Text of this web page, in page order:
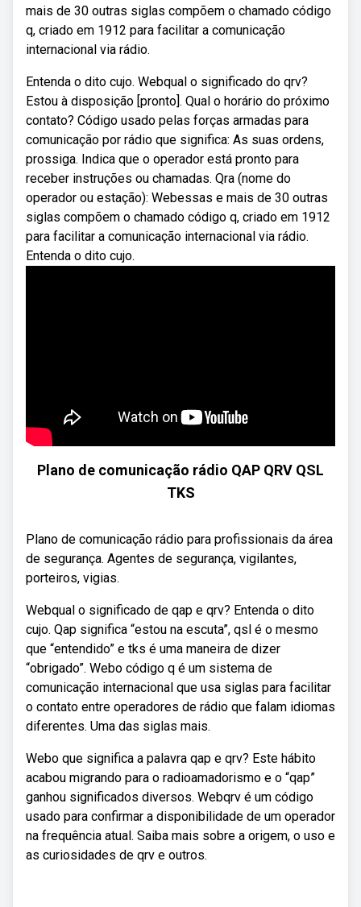
mais de 30 outras siglas compõem o chamado código
q, criado em 1912 para facilitar a comunicação
internacional via rádio.
Entenda o dito cujo. Webqual o significado do qrv?
Estou à disposição [pronto]. Qual o horário do próximo
contato? Código usado pelas forças armadas para
comunicação por rádio que significa: As suas ordens,
prossiga. Indica que o operador está pronto para
receber instruções ou chamadas. Qra (nome do
operador ou estação): Webessas e mais de 30 outras
siglas compõem o chamado código q, criado em 1912
para facilitar a comunicação internacional via rádio.
Entenda o dito cujo.
Plano de comunicação rádio QAP QRV QSL
TKS
Plano de comunicação rádio para profissionais da área
de segurança. Agentes de segurança, vigilantes,
porteiros, vigias.
Webqual o significado de qap e qrv? Entenda o dito
cujo. Qap significa “estou na escuta”, qsl é o mesmo
que “entendido” e tks é uma maneira de dizer
“obrigado”. Webo código q é um sistema de
comunicação internacional que usa siglas para facilitar
o contato entre operadores de rádio que falam idiomas
diferentes. Uma das siglas mais.
Webo que significa a palavra qap e qrv? Este hábito
acabou migrando para o radioamadorismo e o “qap”
ganhou significados diversos. Webqrv é um código
usado para confirmar a disponibilidade de um operador
na frequência atual. Saiba mais sobre a origem, o uso e
as curiosidades de qrv e outros.